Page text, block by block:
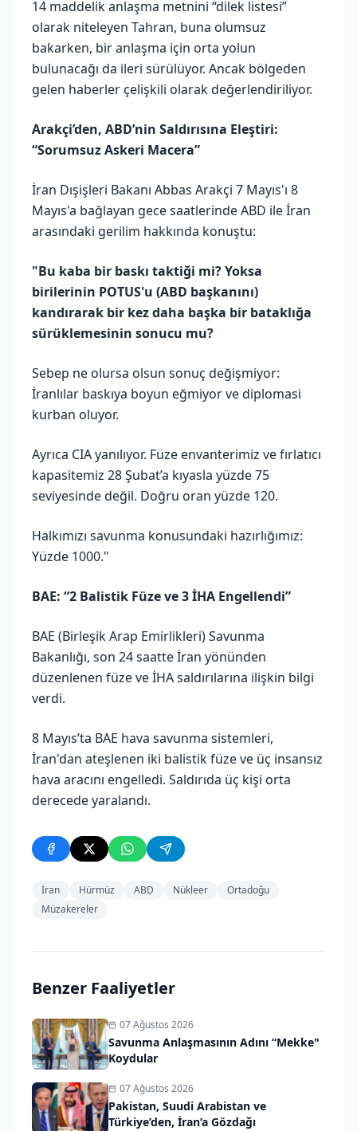
14 maddelik anlaşma metnini “dilek listesi”
olarak niteleyen Tahran, buna olumsuz
bakarken, bir anlaşma için orta yolun
bulunacağı da ileri sürülüyor. Ancak bölgeden
gelen haberler çelişkili olarak değerlendiriliyor.
Arakçi’den, ABD’nin Saldırısına Eleştiri:
“Sorumsuz Askeri Macera”
İran Dışişleri Bakanı Abbas Arakçi 7 Mayıs'ı 8
Mayıs'a bağlayan gece saatlerinde ABD ile İran
arasındaki gerilim hakkında konuştu:
"Bu kaba bir baskı taktiği mi? Yoksa
birilerinin POTUS'u (ABD başkanını)
kandırarak bir kez daha başka bir bataklığa
sürüklemesinin sonucu mu?
Sebep ne olursa olsun sonuç değişmiyor:
İranlılar baskıya boyun eğmiyor ve diplomasi
kurban oluyor.
Ayrıca CIA yanılıyor. Füze envanterimiz ve fırlatıcı
kapasitemiz 28 Şubat’a kıyasla yüzde 75
seviyesinde değil. Doğru oran yüzde 120.
Halkımızı savunma konusundaki hazırlığımız:
Yüzde 1000."
BAE: “2 Balistik Füze ve 3 İHA Engellendi”
BAE (Birleşik Arap Emirlikleri) Savunma
Bakanlığı, son 24 saatte İran yönünden
düzenlenen füze ve İHA saldırılarına ilişkin bilgi
verdi.
8 Mayıs’ta BAE hava savunma sistemleri,
İran'dan ateşlenen iki balistik füze ve üç insansız
hava aracını engelledi. Saldırıda üç kişi orta
derecede yaralandı.
İran Hürmüz ABD Nükleer
Ortadoğu
Müzakereler
Benzer Faaliyetler
07 Ağustos 2026
Savunma Anlaşmasının Adını “Mekke"
Koydular
07 Ağustos 2026
Pakistan, Suudi Arabistan ve
Türkiye’den, İran’a Gözdağı